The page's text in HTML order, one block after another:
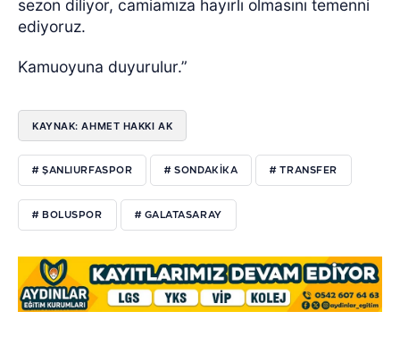
sezon diliyor, camiamıza hayırlı olmasını temenni
ediyoruz.
Kamuoyuna duyurulur.”
KAYNAK: AHMET HAKKI AK
# ŞANLIURFASPOR # SONDAKIKA # TRANSFER
# BOLUSPOR # GALATASARAY